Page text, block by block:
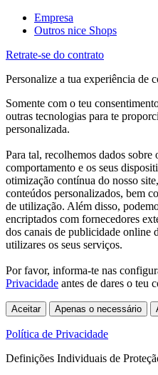
Empresa
Outros nice Shops
Retrate-se do contrato
Personalize a tua experiência de
Somente com o teu
outras tecnologias para te
personalizada.
Para tal, recolhemos dados sobre
comportamento e os seus
otimização contínua do nosso
conteúdos personalizados, bem
de utilização. Além disso,
encriptados com fornecedores
dos canais de publicidade online
utilizares os seus serviços.
Por favor, informa-te nas
Privacidade antes de dares o teu
Aceitar Apenas o necessário
Política de Privacidade
Definições Individuais de